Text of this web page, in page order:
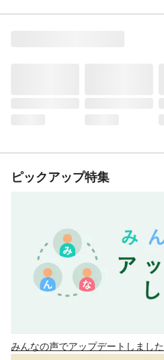
ピックアップ特集
みんなの声でアップデートしました